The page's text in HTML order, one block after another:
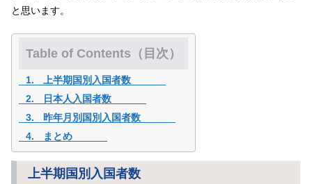
と思います。
Table of Contents（目次）
上半期国別入国者数
日本人入国者数
昨年月別国別入国者数
まとめ
上半期国別入国者数